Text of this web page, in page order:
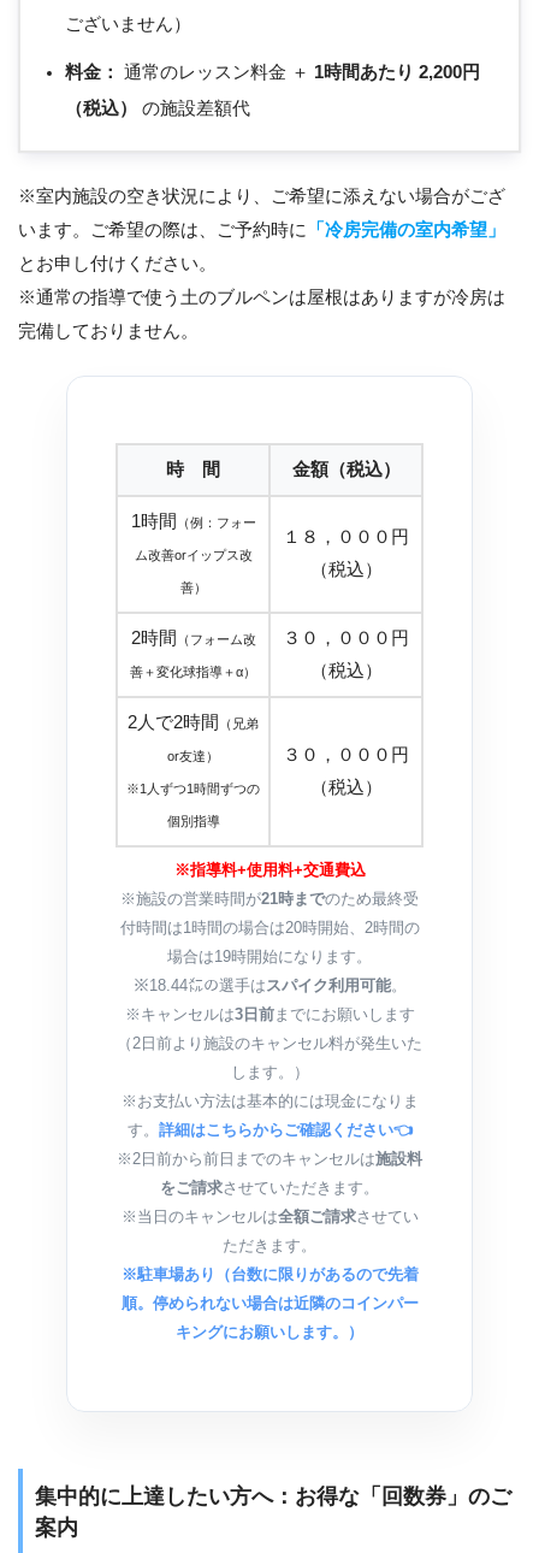
ございません）
料金： 通常のレッスン料金 ＋ 1時間あたり 2,200円
（税込）
の施設差額代
※室内施設の空き状況により、ご希望に添えない場合がござ
います。ご希望の際は、ご予約時に 「冷房完備の室内希望」
とお申し付けください。
※通常の指導で使う土のブルペンは屋根はありますが冷房は
完備しておりません。
時 間 金額（税込）
1時間 （例：フォー
ム改善orイップス改
善）
１８，０００円
（税込）
2時間 （フォーム改
善＋変化球指導＋α）
３０，０００円
（税込）
2人で2時間 （兄弟
or友達）
※1人ずつ1時間ずつの
個別指導
３０，０００円
（税込）
※指導料+使用料+交通費込
※施設の営業時間が21時までのため最終受
付時間は1時間の場合は20時開始、2時間の
場合は19時開始になります。
※18.44㍍の選手はスパイク利用可能。
※キャンセルは3日前までにお願いします
（2日前より施設のキャンセル料が発生いた
します。）
※お支払い方法は基本的には現金になりま
す。 詳細はこちらからご確認ください👈
※2日前から前日までのキャンセルは施設料
をご請求させていただきます。
※当日のキャンセルは全額ご請求させてい
ただきます。
※駐車場あり（台数に限りがあるので先着
順。停められない場合は近隣のコインパー
キングにお願いします。）
集中的に上達したい方へ：お得な「回数券」のご
案内